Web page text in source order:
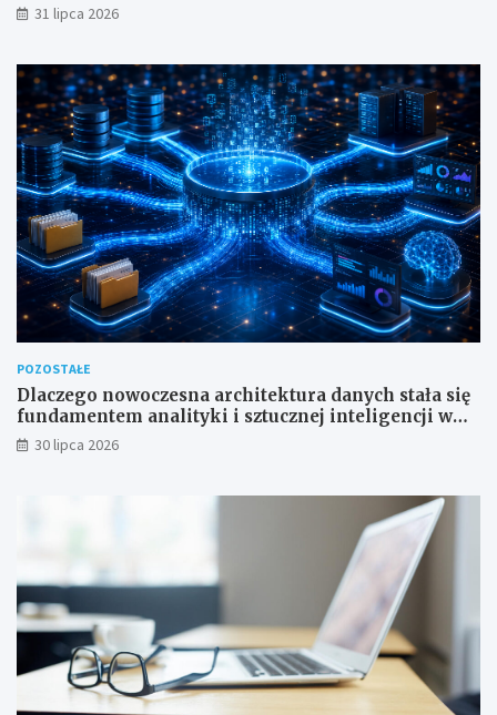
31 lipca 2026
POZOSTAŁE
Dlaczego nowoczesna architektura danych stała się
fundamentem analityki i sztucznej inteligencji w
przedsiębiorstwach?
30 lipca 2026